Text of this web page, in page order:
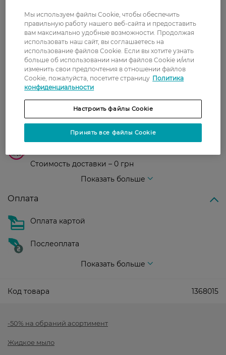
Доставка
Новая почта
В отделение Новой почты - 99 грн, бесплатно
от 699 грн
Стоимость доставки – 79 грн, бесплатная
доставка от – 599 грн
Стоимость доставки – 0 грн
Показать больше
Оплата
Оплата картой
Послеоплата
Показать больше
Код товара 1368015
-50% на обраний асортимент
Жидкое мыло
Мы используем файлы Cookie, чтобы обеспечить
правильную работу нашего веб-сайта и предоставить
вам максимально удобные возможности. Продолжая
использовать наш сайт, вы соглашаетесь на
использование файлов Cookie. Если вы хотите узнать
больше об использовании нами файлов Cookie и/или
изменить свои предпочтения в отношении файлов
Cookie, пожалуйста, посетите страницу Политика
конфиденциальности
Настроить файлы Cookie
Принять все файлы Cookie